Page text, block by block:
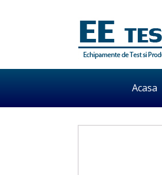
Acasa